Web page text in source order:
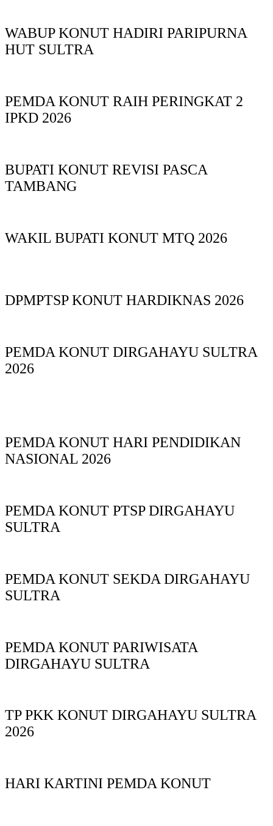
WABUP KONUT HADIRI PARIPURNA
HUT SULTRA
PEMDA KONUT RAIH PERINGKAT 2
IPKD 2026
BUPATI KONUT REVISI PASCA
TAMBANG
WAKIL BUPATI KONUT MTQ 2026
DPMPTSP KONUT HARDIKNAS 2026
PEMDA KONUT DIRGAHAYU SULTRA
2026
PEMDA KONUT HARI PENDIDIKAN
NASIONAL 2026
PEMDA KONUT PTSP DIRGAHAYU
SULTRA
PEMDA KONUT SEKDA DIRGAHAYU
SULTRA
PEMDA KONUT PARIWISATA
DIRGAHAYU SULTRA
TP PKK KONUT DIRGAHAYU SULTRA
2026
HARI KARTINI PEMDA KONUT